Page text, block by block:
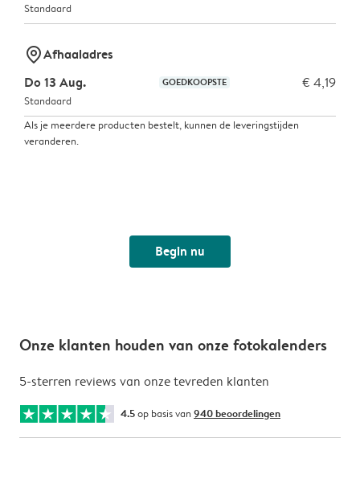
Standaard
marker-pinAfhaaladres
Do 13 Aug.
GOEDKOOPSTE € 4,19
Standaard
Als je meerdere producten bestelt, kunnen de leveringstijden
veranderen.
Begin nu
Onze klanten houden van onze fotokalenders
5-sterren reviews van onze tevreden klanten
4.5op basis van 940 beoordelingen